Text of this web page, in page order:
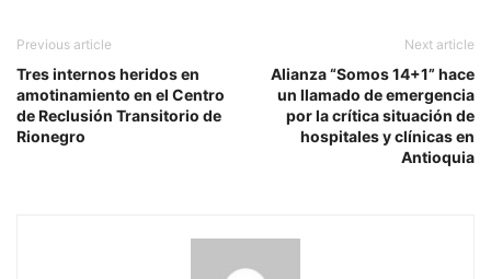
Previous article
Tres internos heridos en
amotinamiento en el Centro
de Reclusión Transitorio de
Rionegro
Next article
Alianza “Somos 14+1” hace
un llamado de emergencia
por la crítica situación de
hospitales y clínicas en
Antioquia